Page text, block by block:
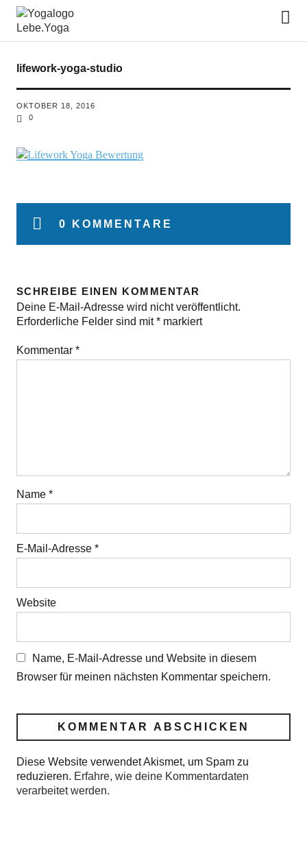
Lebe.Yoga: der Yoga Blog | das
Yoga Magazin
lifework-yoga-studio
OKTOBER 18, 2016
0
0 KOMMENTARE
SCHREIBE EINEN KOMMENTAR
Deine E-Mail-Adresse wird nicht veröffentlicht.
Erforderliche Felder sind mit*markiert
Kommentar *
Name *
E-Mail-Adresse *
Website
Name, E-Mail-Adresse und Website in diesem
Browser für meinen nächsten Kommentar speichern.
Diese Website verwendet Akismet, um Spam zu
reduzieren. Erfahre, wie deine Kommentardaten
verarbeitet werden.